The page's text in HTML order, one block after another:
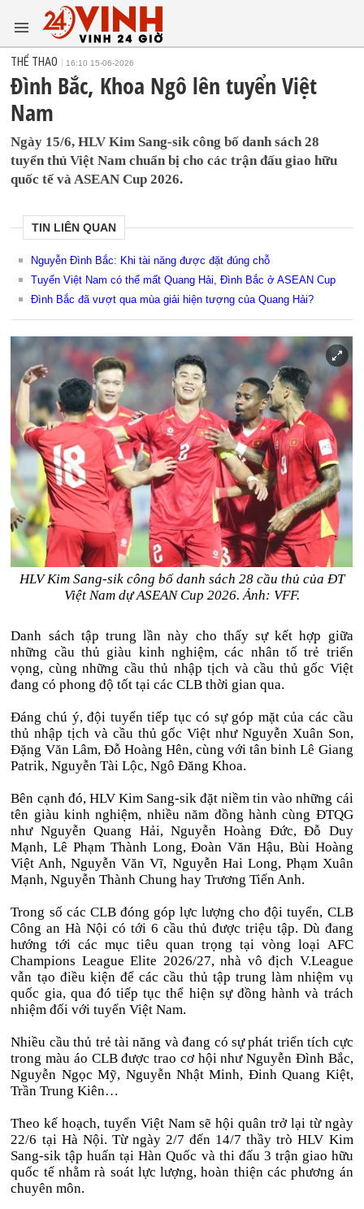
THỂ THAO 16:10 15-06-2026
Đình Bắc, Khoa Ngô lên tuyển Việt
Nam
Ngày 15/6, HLV Kim Sang-sik công bố danh sách 28
tuyển thủ Việt Nam chuẩn bị cho các trận đấu giao hữu
quốc tế và ASEAN Cup 2026.
TIN LIÊN QUAN
Nguyễn Đình Bắc: Khi tài năng được đặt đúng chỗ
Tuyển Việt Nam có thể mất Quang Hải, Đình Bắc ở ASEAN Cup
Đình Bắc đã vượt qua mùa giải hiện tượng của Quang Hải?
HLV Kim Sang-sik công bố danh sách 28 cầu thủ của ĐT
Việt Nam dự ASEAN Cup 2026. Ảnh: VFF.
Danh sách tập trung lần này cho thấy sự kết hợp giữa
những cầu thủ giàu kinh nghiệm, các nhân tố trẻ triển
vọng, cùng những cầu thủ nhập tịch và cầu thủ gốc Việt
đang có phong độ tốt tại các CLB thời gian qua.
Đáng chú ý, đội tuyển tiếp tục có sự góp mặt của các cầu
thủ nhập tịch và cầu thủ gốc Việt như Nguyễn Xuân Son,
Đặng Văn Lâm, Đỗ Hoàng Hên, cùng với tân binh Lê Giang
Patrik, Nguyễn Tài Lộc, Ngô Đăng Khoa.
Bên cạnh đó, HLV Kim Sang-sik đặt niềm tin vào những cái
tên giàu kinh nghiệm, nhiều năm đồng hành cùng ĐTQG
như Nguyễn Quang Hải, Nguyễn Hoàng Đức, Đỗ Duy
Mạnh, Lê Phạm Thành Long, Đoàn Văn Hậu, Bùi Hoàng
Việt Anh, Nguyễn Văn Vĩ, Nguyễn Hai Long, Phạm Xuân
Mạnh, Nguyễn Thành Chung hay Trương Tiến Anh.
Trong số các CLB đóng góp lực lượng cho đội tuyển, CLB
Công an Hà Nội có tới 6 cầu thủ được triệu tập. Dù đang
hướng tới các mục tiêu quan trọng tại vòng loại AFC
Champions League Elite 2026/27, nhà vô địch V.League
vẫn tạo điều kiện để các cầu thủ tập trung làm nhiệm vụ
quốc gia, qua đó tiếp tục thể hiện sự đồng hành và trách
nhiệm đối với tuyển Việt Nam.
Nhiều cầu thủ trẻ tài năng và đang có sự phát triển tích cực
trong màu áo CLB được trao cơ hội như Nguyễn Đình Bắc,
Nguyễn Ngọc Mỹ, Nguyễn Nhật Minh, Đinh Quang Kiệt,
Trần Trung Kiên…
Theo kế hoạch, tuyển Việt Nam sẽ hội quân trở lại từ ngày
22/6 tại Hà Nội. Từ ngày 2/7 đến 14/7 thầy trò HLV Kim
Sang-sik tập huấn tại Hàn Quốc và thi đấu 3 trận giao hữu
quốc tế nhằm rà soát lực lượng, hoàn thiện các phương án
chuyên môn.